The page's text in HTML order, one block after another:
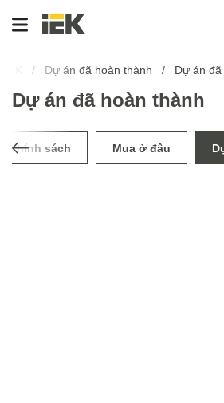
Dự án đã hoàn thành Dự án
Dự án đã hoàn thành
Chính sách Mua ở đâu